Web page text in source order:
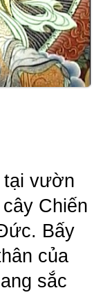
vườn
Chiến
Bấy
của
sắc